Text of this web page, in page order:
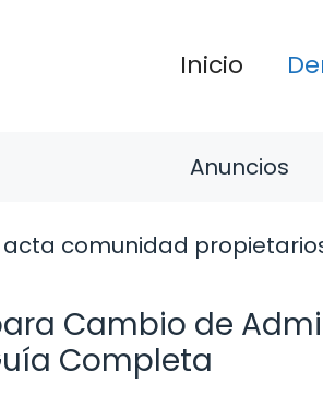
Inicio
Anuncios
Cambio de
Completa